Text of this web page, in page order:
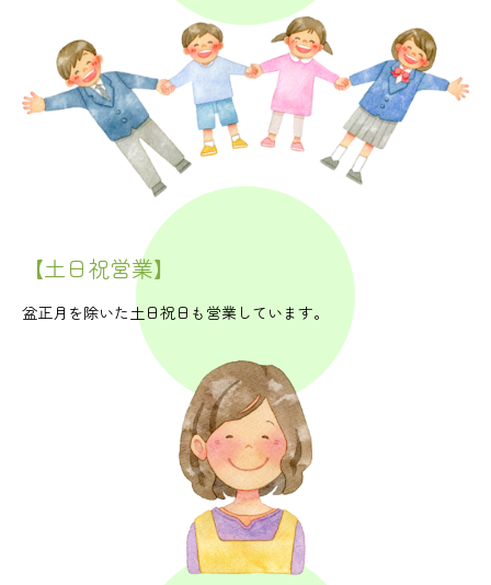
【土日祝営業】
盆正月を除いた土日祝日も営業しています。